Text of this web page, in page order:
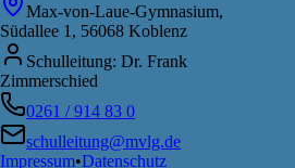
Max-von-Laue-Gymnasium,
Südallee 1, 56068 Koblenz
Schulleitung: Dr. Frank
Zimmerschied
0261 / 914 83 0
schulleitung@mvlg.de
Impressum•Datenschutz